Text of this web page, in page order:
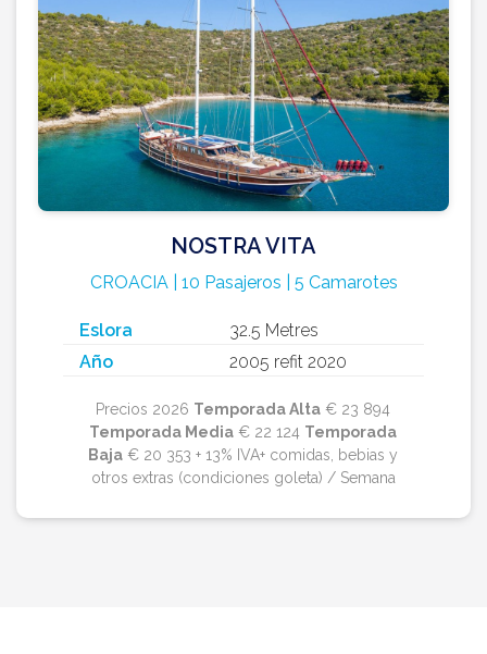
NOSTRA VITA
CROACIA | 10 Pasajeros | 5 Camarotes
Eslora
32.5 Metres
Año
2005 refit 2020
Precios 2026 Temporada Alta € 23 894
Temporada Media € 22 124 Temporada
Baja € 20 353 + 13% IVA+ comidas, bebias y
otros extras (condiciones goleta) / Semana